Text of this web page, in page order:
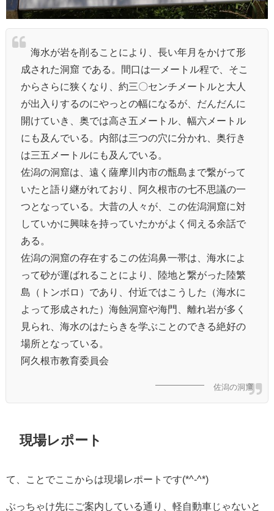
海水が岩を削ることにより、長い年月をかけて形
成された洞窟 である。間口は一メートル程で、そこ
からさらに狭くなり、約三〇センチメートルと大人
が出入りするのにやっとの幅になるが、だんだんに
開けていき、奥では高さ五メートル、幅六メートル
にも及んでいる。内部は三つの穴に分かれ、奥行き
は三五メートルにも及んでいる。
佐潟の洞窟は、遠く薩摩川内市の甑島まで繋がって
いたと語り継がれており、阿久根市の七不思議の一
つとなっている。大昔の人々が、この佐潟洞窟に対
していかに興味を持っていたかがよく伺える余話で
ある。
佐潟の洞窟の存在するこの佐潟鼻一帯は、海水によ
って砂が運ばれることにより、陸地と繋がった陸繁
島（トンボロ）であり、付近ではこうした（海水に
よって形成された）海蝕洞窟や海門、離れ岩が多く
見られ、海水のはたらきを学ぶことのできる絶好の
場所となっている。
阿久根市教育委員会
佐潟の洞窟
現場レポート
て、ことでここからは現場レポートです(*^-^*)
ぶっちゃけ先にご案内している通り、軽自動車じゃないと